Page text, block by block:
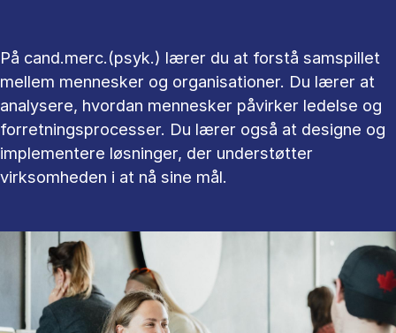
På cand.merc.(psyk.) lærer du at forstå samspillet
mellem mennesker og organisationer. Du lærer at
analysere, hvordan mennesker påvirker ledelse og
forretningsprocesser. Du lærer også at designe og
implementere løsninger, der understøtter
virksomheden i at nå sine mål.